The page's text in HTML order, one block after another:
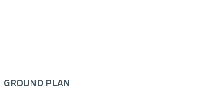
GROUND PLAN